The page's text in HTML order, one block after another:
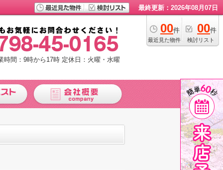
最終更新：2026年08月07日
00件
最近見た物件
00件
検討リスト
時間：9時から17時 定休日：火曜・水曜